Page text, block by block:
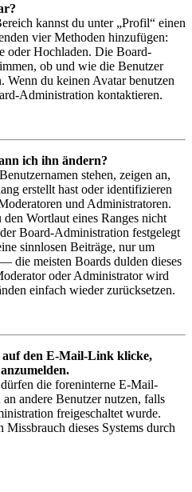
kannst du unter „Profil“ einen
vier Methoden hinzufügen:
oder Hochladen. Die Board-
ob und wie die Benutzer
Wenn du keinen Avatar benutzen
Administration kontaktieren.
ich ihn ändern?
stehen, zeigen an,
erstellt hast oder identifizieren
und Administratoren.
Wortlaut eines Ranges nicht
Board-Administration festgelegt
sinnlosen Beiträge, nur um
die meisten Boards dulden dieses
oder Administrator wird
einfach wieder zurücksetzen.
auf den E-Mail-Link klicke,
die foreninterne E-Mail-
andere Benutzer nutzen, falls
freigeschaltet wurde.
Missbrauch dieses Systems durch